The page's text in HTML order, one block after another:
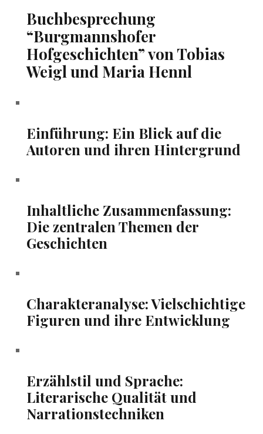
Buchbesprechung
“Burgmannshofer
Hofgeschichten” von‍ Tobias
Weigl und ⁣Maria Hennl
Einführung: Ein Blick auf die
Autoren und ihren Hintergrund
Inhaltliche Zusammenfassung:
⁤Die zentralen Themen der
Geschichten
Charakteranalyse: Vielschichtige
⁤Figuren und ihre Entwicklung
Erzählstil und Sprache:
Literarische Qualität und
Narrationstechniken